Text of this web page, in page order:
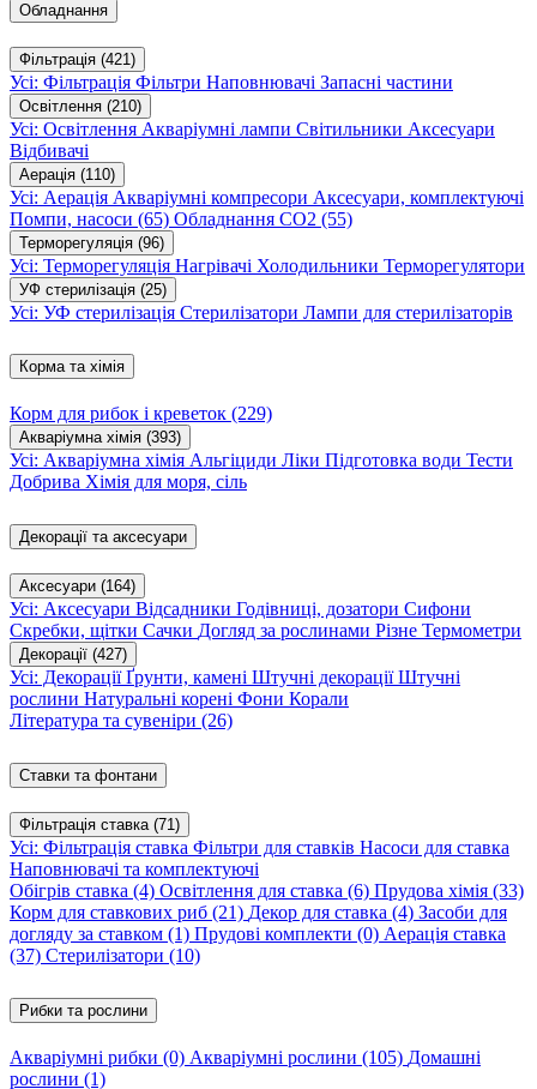
Обладнання
Фільтрація (421)
Усі: Фільтрація Фільтри Наповнювачі Запасні частини
Освітлення (210)
Усі: Освітлення Акваріумні лампи Світильники Аксесуари
Відбивачі
Аерація (110)
Усі: Аерація Акваріумні компресори Аксесуари, комплектуючі
Помпи, насоси (65) Обладнання CO2 (55)
Терморегуляція (96)
Усі: Терморегуляція Нагрівачі Холодильники Терморегулятори
УФ стерилізація (25)
Усі: УФ стерилізація Стерилізатори Лампи для стерилізаторів
Корма та хімія
Корм для рибок і креветок (229)
Акваріумна хімія (393)
Усі: Акваріумна хімія Альгіциди Ліки Підготовка води Тести
Добрива Хімія для моря, сіль
Декорації та аксесуари
Аксесуари (164)
Усі: Аксесуари Відсадники Годівниці, дозатори Сифони
Скребки, щітки Сачки Догляд за рослинами Різне Термометри
Декорації (427)
Усі: ДекораціїҐрунти, камені Штучні декораціїШтучні
рослини Натуральні корені Фони Корали
Література та сувеніри (26)
Ставки та фонтани
Фільтрація ставка (71)
Усі: Фільтрація ставка Фільтри для ставків Насоси для ставка
Наповнювачі та комплектуючі
Обігрів ставка (4) Освітлення для ставка (6) Прудова хімія (33)
Корм для ставкових риб (21) Декор для ставка (4) Засоби для
догляду за ставком (1) Прудові комплекти (0) Аерація ставка
(37) Стерилізатори (10)
Рибки та рослини
Акваріумні рибки (0) Акваріумні рослини (105) Домашні
рослини (1)